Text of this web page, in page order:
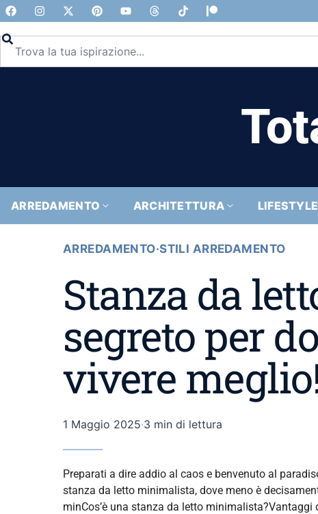
ARREDAMENTO ARCHITETTURA LIFESTYLE
ARREDAMENTO·STILI ARREDAMENTO
Stanza da
segreto per
vivere
1 Maggio 2025·3 min di lettura
Preparati a dire addio al caos e benvenuto al
stanza da letto minimalista, dove meno è
minCos’è una stanza da letto